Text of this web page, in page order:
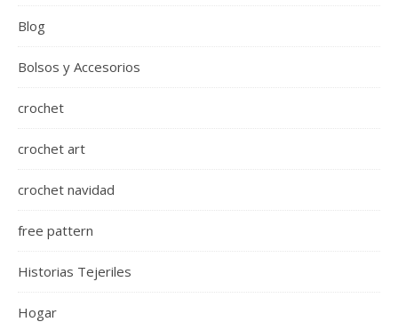
Blog
Bolsos y Accesorios
crochet
crochet art
crochet navidad
free pattern
Historias Tejeriles
Hogar